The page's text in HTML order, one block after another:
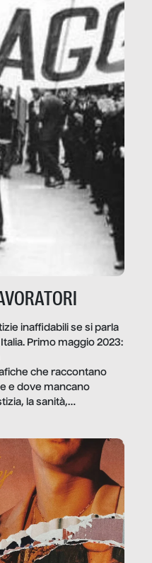
inaffidabili se si parla
Primo maggio 2023:
che raccontano
e dove mancano
la sanità,